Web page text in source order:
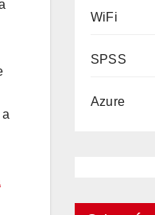
WiFi
SPSS
Azure